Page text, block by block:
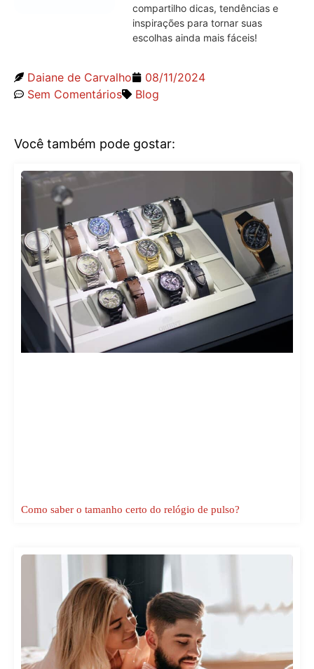
compartilho dicas, tendências e
inspirações para tornar suas
escolhas ainda mais fáceis!
Daiane de Carvalho
08/11/2024
Sem Comentários
Blog
Você também pode gostar:
Como saber o tamanho certo do relógio de pulso?